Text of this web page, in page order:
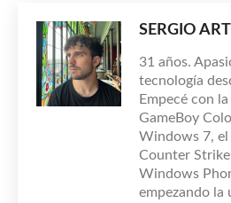
SERGIO
31 años.
tecnología
Empecé con
GameBoy
Windows 7, el
Counter
Windows
empezando la